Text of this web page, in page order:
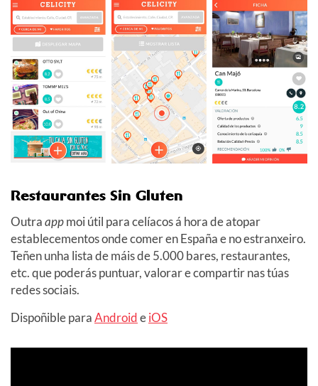
Restaurantes Sin Gluten
Outraappmoi útil para celíacos á hora de atopar
establecementos onde comer en España e no estranxeiro.
Teñen unha lista de máis de 5.000 bares, restaurantes,
etc. que poderás puntuar, valorar e compartir nas túas
redes sociais.
Dispoñible paraAndroideiOS